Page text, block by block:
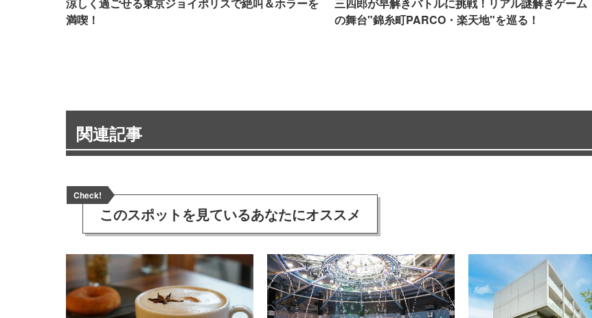
涼しく過ごせる東京ジョイポリスで絶叫＆ホラーを
満喫！
三四郎が早解きバトルに挑戦！リアル謎解きゲーム
の舞台"錦糸町PARCO・楽天地"を巡る！
関連記事
Check!
このスポットを見ているあなたにオススメ